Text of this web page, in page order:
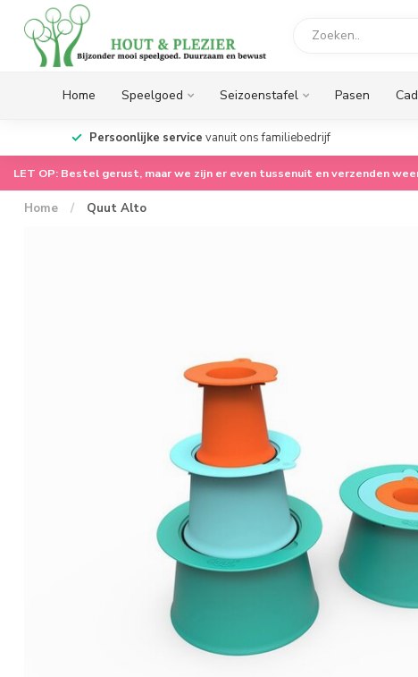
Home Speelgoed Seizoenstafel Pasen
We gaan op 17 augustus meteen weer voor je aan de
LET OP: Bestel gerust, maar we zijn er even tussenuit en verzenden
Home / Quut Alto